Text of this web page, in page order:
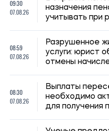
22:26
Украинцам
жилья в
может подать
22:00
06.08.26
Ученые
вихри на
21:31
06.08.26
Субсидию
Пенсионный
перед